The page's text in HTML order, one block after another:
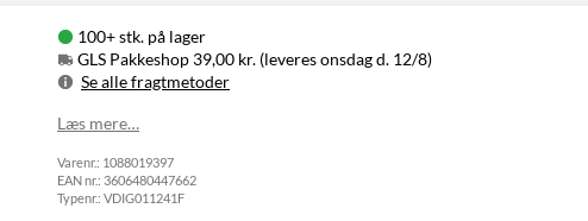
100+ stk. på lager
GLS Pakkeshop 39,00 kr. (leveres onsdag d. 12/8)
Se alle fragtmetoder
Metode
GLS
Hjemmelevering
GLS Erhverv
Læs mere…
Varenr.: 1088019397
EAN nr.: 3606480447662
Typenr.: VDIG011241F